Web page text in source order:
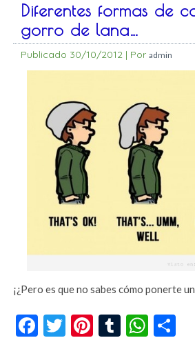
Diferentes formas de
gorro de lana…
Publicado 30/10/2012 | Por admin
¡¿Pero es que no sabes cómo ponerte
Facebook
Twitter
Pinterest
Tumblr